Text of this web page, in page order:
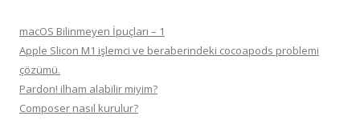
macOS Bilinmeyen İpuçları – 1
Apple Slicon M1 işlemci ve beraberindeki cocoapods problemi
çözümü.
Pardon! ilham alabilir miyim?
Composer nasıl kurulur?